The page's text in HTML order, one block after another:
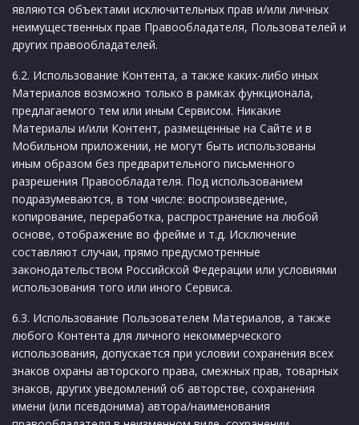
являются объектами исключительных прав и/или личных
неимущественных прав Правообладателя, Пользователей и
других правообладателей.
6.2. Использование Контента, а также каких-либо иных
Материалов возможно только в рамках функционала,
предлагаемого тем или иным Сервисом. Никакие
Материалы и/или Контент, размещенные на Сайте и в
Мобильном приложении, не могут быть использованы
иным образом без предварительного письменного
разрешения Правообладателя. Под использованием
подразумеваются, в том числе: воспроизведение,
копирование, переработка, распространение на любой
основе, отображение во фрейме и т.д. Исключение
составляют случаи, прямо предусмотренные
законодательством Российской Федерации или условиями
использования того или иного Сервиса.
6.3. Использование Пользователем Материалов, а также
любого Контента для личного некоммерческого
использования, допускается при условии сохранения всех
знаков охраны авторского права, смежных прав, товарных
знаков, других уведомлений об авторстве, сохранения
имени (или псевдонима) автора/наименования